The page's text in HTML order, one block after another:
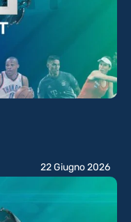
22 Giugno 2026